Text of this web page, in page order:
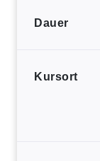
Dauer
Kursort